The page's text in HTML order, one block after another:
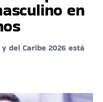
en
del Caribe 2026 está